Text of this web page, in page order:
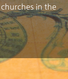
in the